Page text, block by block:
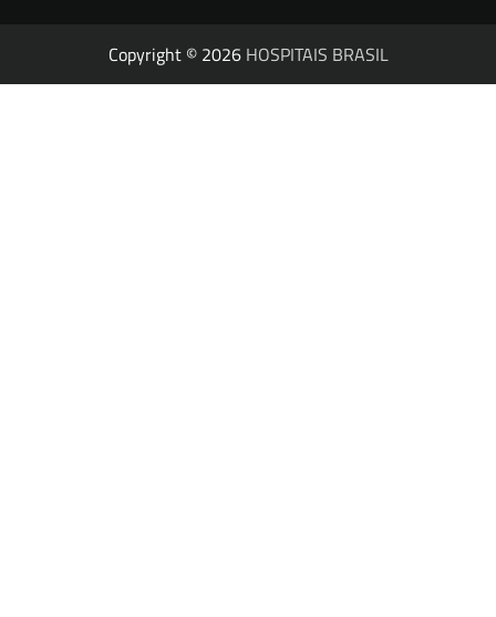
Copyright © 2026 HOSPITAIS BRASIL